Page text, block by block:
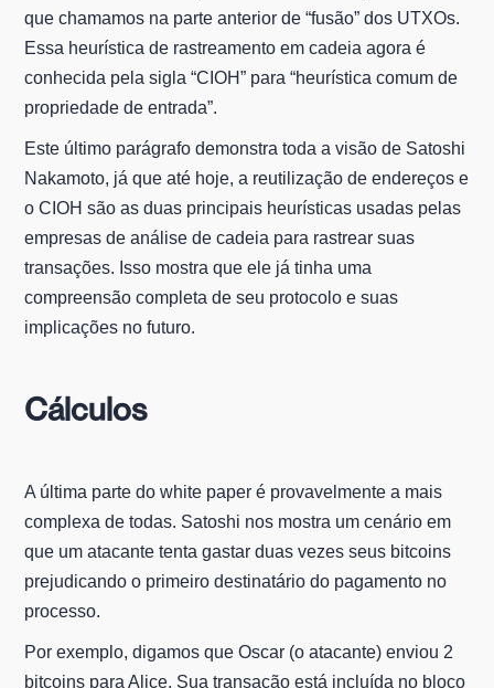
que chamamos na parte anterior de “fusão” dos UTXOs.
Essa heurística de rastreamento em cadeia agora é
conhecida pela sigla “CIOH” para “heurística comum de
propriedade de entrada”.
Este último parágrafo demonstra toda a visão de Satoshi
Nakamoto, já que até hoje, a reutilização de endereços e
o CIOH são as duas principais heurísticas usadas pelas
empresas de análise de cadeia para rastrear suas
transações. Isso mostra que ele já tinha uma
compreensão completa de seu protocolo e suas
implicações no futuro.
Cálculos
A última parte do white paper é provavelmente a mais
complexa de todas. Satoshi nos mostra um cenário em
que um atacante tenta gastar duas vezes seus bitcoins
prejudicando o primeiro destinatário do pagamento no
processo.
Por exemplo, digamos que Oscar (o atacante) enviou 2
bitcoins para Alice. Sua transação está incluída no bloco